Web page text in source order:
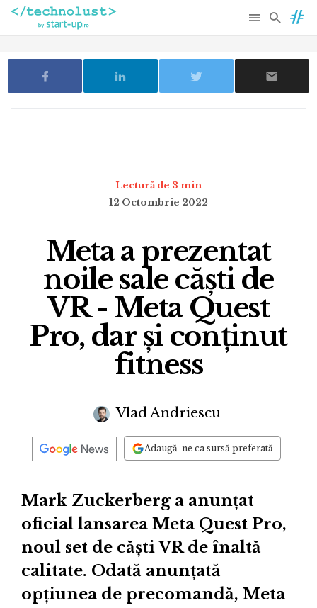
Lectură de 3 min
12 Octombrie 2022
Meta a prezentat
noile sale căști de
VR - Meta Quest
Pro, dar și conținut
fitness
Vlad Andriescu
Adaugă-ne ca sursă preferată
Mark Zuckerberg a anunțat
oficial lansarea Meta Quest Pro,
noul set de căști VR de înaltă
calitate. Odată anunțată
opțiunea de precomandă, Meta